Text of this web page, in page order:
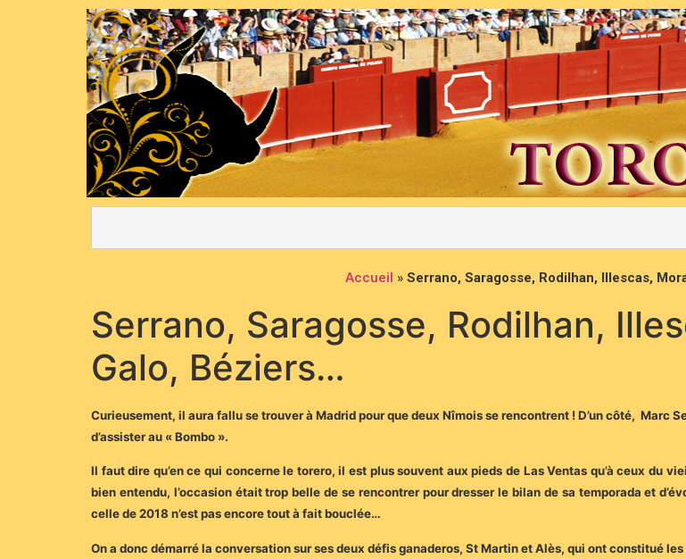
Accueil » Serrano, Saragosse, Rodilhan, Illescas,
Serrano, Saragosse, Rodilhan,
Galo, Béziers…
Curieusement, il aura fallu se trouver à Madrid pour que deux Nîmois se rencontrent ! D’un côté, Marc
d’assister au « Bombo ».
Il faut dire qu’en ce qui concerne le torero, il est plus souvent aux pieds de Las Ventas qu’à ceux du
bien entendu, l’occasion était trop belle de se rencontrer pour dresser le bilan de sa temporada et
celle de 2018 n’est pas encore tout à fait bouclée…
On a donc démarré la conversation sur ses deux défis ganaderos, St Martin et Alès, qui ont constitué